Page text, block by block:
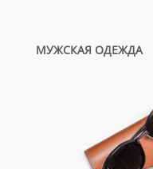
МУЖСКАЯ ОДЕЖДА